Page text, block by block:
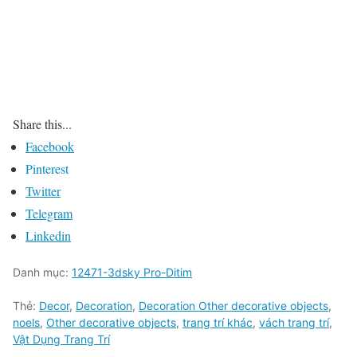
Share this...
Facebook
Pinterest
Twitter
Telegram
Linkedin
Danh mục: 12471-3dsky Pro-Ditim
Thẻ: Decor, Decoration, Decoration Other decorative objects,
noels, Other decorative objects, trang trí khác, vách trang trí,
Vật Dụng Trang Trí